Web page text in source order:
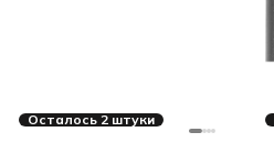
Осталось 2 штуки